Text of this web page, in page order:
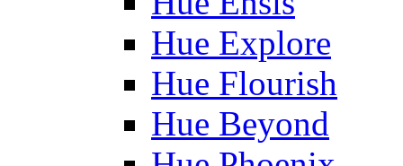
Hue Explore
Hue Flourish
Hue Beyond